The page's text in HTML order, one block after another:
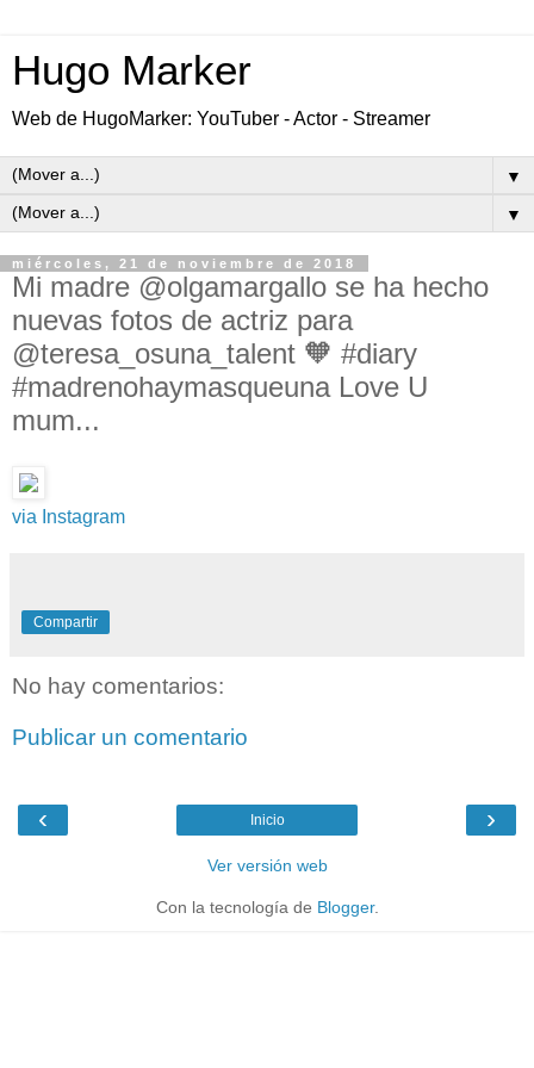
Hugo Marker
Web de HugoMarker: YouTuber - Actor - Streamer
▼
▼
miércoles, 21 de noviembre de 2018
Mi madre @olgamargallo se ha hecho
nuevas fotos de actriz para
@teresa_osuna_talent 🧡 #diary
#madrenohaymasqueuna Love U
mum...
via Instagram
Compartir
No hay comentarios:
Publicar un comentario
‹ ›
Inicio
Ver versión web
Con la tecnología de Blogger.